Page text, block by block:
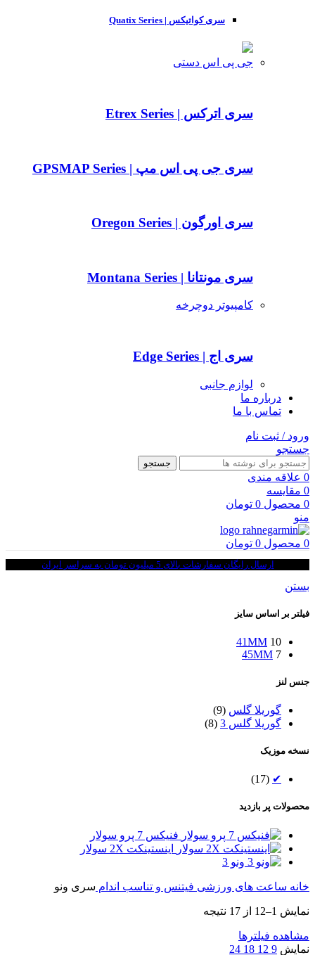
سری کواتیکس | Quatix Series
جی پی اس دستی
سری اترکس | Etrex Series
سری جی پی اس مپ | GPSMAP Series
سری اورگون | Oregon Series
سری مونتانا | Montana Series
کامپیوتر دوچرخه
سری اج | Edge Series
لوازم جانبی
درباره ما
تماس با ما
ورود / ثبت نام
جستجو
جستجو
0 علاقه مندی
0 مقایسه
0 محصول 0 تومان
منو
0 محصول 0 تومان
ارسال رایگان سفارشات بالای 5 میلیون تومان به سراسر ایران
بستن
فیلتر بر اساس سایز
41MM 10
45MM 7
جنس لنز
گوریلا گلس (9)
گوریلا گلس 3
(8)
نسخه موزیک
✔
(17)
محصولات پر بازدید
فنیکس 7 پرو سولار
اینستینکت 2X سولار
ونو 3
خانه ساعت های ورزشی فیتنس و تناسب اندام سری ونو
نمایش 1–12 از 17 نتیجه
مشاهده فیلترها
نمایش 9
12
18
24